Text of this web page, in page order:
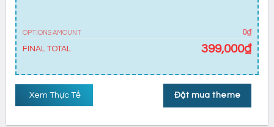
OPTIONS AMOUNT
0₫
FINAL TOTAL
399,000₫
Đặt mua theme
Xem Thực Tế